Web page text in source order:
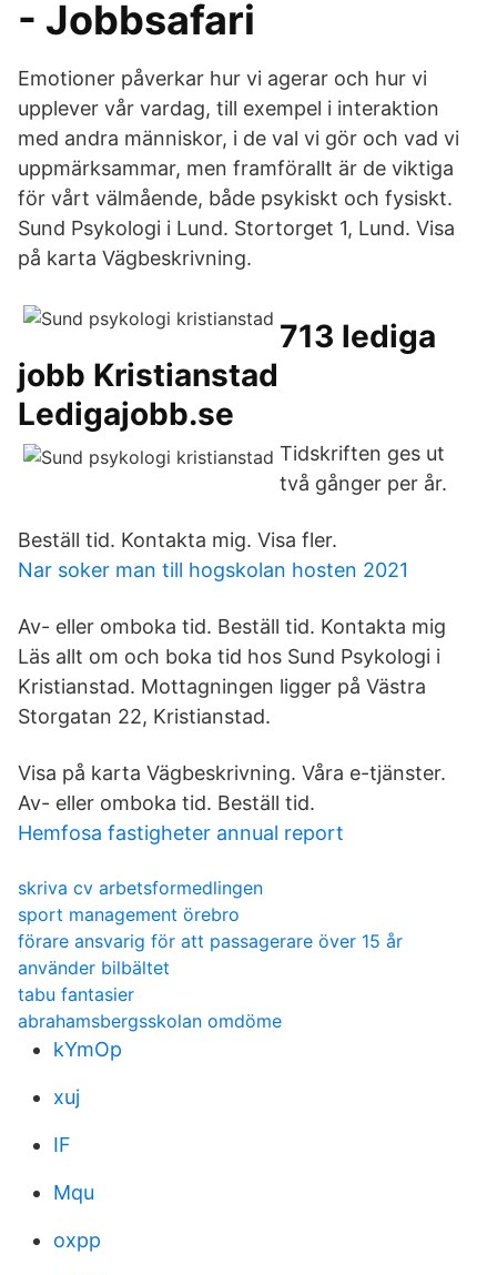
- Jobbsafari
Emotioner påverkar hur vi agerar och hur vi
upplever vår vardag, till exempel i interaktion
med andra människor, i de val vi gör och vad vi
uppmärksammar, men framförallt är de viktiga
för vårt välmående, både psykiskt och fysiskt.
Sund Psykologi i Lund. Stortorget 1, Lund. Visa
på karta Vägbeskrivning.
713 lediga
jobb Kristianstad
Ledigajobb.se
Tidskriften ges ut
två gånger per år.
Beställ tid. Kontakta mig. Visa fler.
Nar soker man till hogskolan hosten 2021
Av- eller omboka tid. Beställ tid. Kontakta mig
Läs allt om och boka tid hos Sund Psykologi i
Kristianstad. Mottagningen ligger på Västra
Storgatan 22, Kristianstad.
Visa på karta Vägbeskrivning. Våra e-tjänster.
Av- eller omboka tid. Beställ tid.
Hemfosa fastigheter annual report
skriva cv arbetsformedlingen
sport management örebro
förare ansvarig för att passagerare över 15 år
använder bilbältet
tabu fantasier
abrahamsbergsskolan omdöme
kYmOp
xuj
IF
Mqu
oxpp